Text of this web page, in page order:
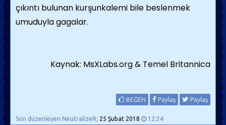
çıkıntı bulunan kur­şunkalemi bile beslenmek
umuduyla gagalar.
Kaynak: MsXLabs.org & Temel Britannica
BEĞEN Paylaş Paylaş
Son düzenleyen NeutralizeR; 25 Şubat 2018 12:34